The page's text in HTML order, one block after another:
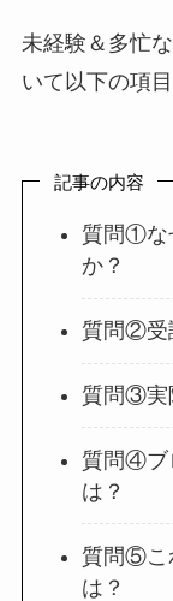
未経験＆多忙
いて以下の項
記事の内容
質問①な
か？
質問②受
質問③実
質問④ブ
は？
質問⑤こ
は？